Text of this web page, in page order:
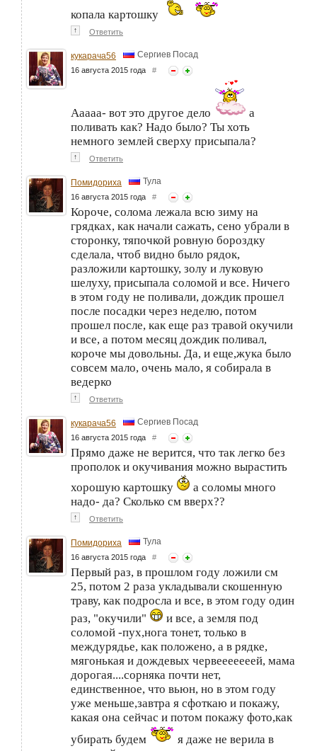
копала картошку
↑ Ответить
кукарача56 Сергиев Посад
16 августа 2015 года #
Ааааа- вот это другое дело
а
поливать как? Надо было? Ты хоть
немного землей сверху присыпала?
↑ Ответить
Помидориха Тула
16 августа 2015 года #
Короче, солома лежала всю зиму на
грядках, как начали сажать, сено убрали в
сторонку, тяпочкой ровную бороздку
сделала, чтоб видно было рядок,
разложили картошку, золу и луковую
шелуху, присыпала соломой и все. Ничего
в этом году не поливали, дождик прошел
после посадки через неделю, потом
прошел после, как еще раз травой окучили
и все, а потом месяц дождик поливал,
короче мы довольны. Да, и еще,жука было
совсем мало, очень мало, я собирала в
ведерко
↑ Ответить
кукарача56 Сергиев Посад
16 августа 2015 года #
Прямо даже не верится, что так легко без
прополок и окучивания можно вырастить
хорошую картошку
а соломы много
надо- да? Сколько см вверх??
↑ Ответить
Помидориха Тула
16 августа 2015 года #
Первый раз, в прошлом году ложили см
25, потом 2 раза укладывали скошенную
траву, как подросла и все, в этом году один
раз, "окучили"
и все, а земля под
соломой -пух,нога тонет, только в
междурядье, как положено, а в рядке,
мягонькая и дождевых червееееееей, мама
дорогая....сорняка почти нет,
единственное, что вьюн, но в этом году
уже меньше,завтра я сфоткаю и покажу,
какая она сейчас и потом покажу фото,как
убирать будем
я даже не верила в